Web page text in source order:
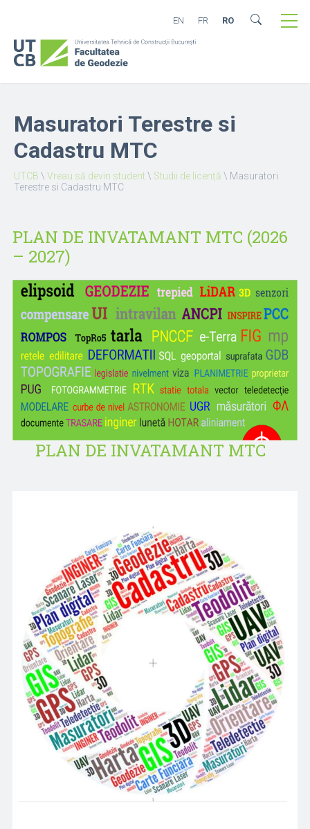
EN FR RO
Masuratori Terestre si
Cadastru MTC
UTCB \ Vreau să devin student\ Studii de licență \ Masuratori
Terestre si Cadastru MTC
PLAN DE INVATAMANT MTC (2026
– 2027)
PLAN DE INVATAMANT MTC